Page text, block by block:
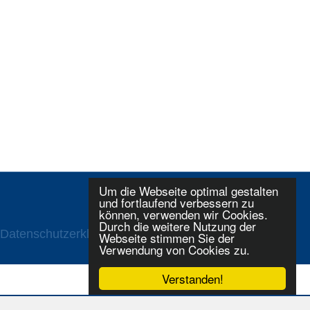
Verstanden!
Um die Webseite optimal gestalten
und fortlaufend verbessern zu
können, verwenden wir Cookies.
Durch die weitere Nutzung der
Webseite stimmen Sie der
Verwendung von Cookies zu.
Datenschutzerklaerung Login